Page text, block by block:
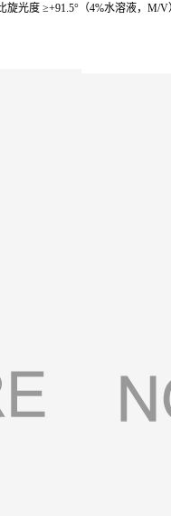
光度 ≥+91.5°（4%水溶液，